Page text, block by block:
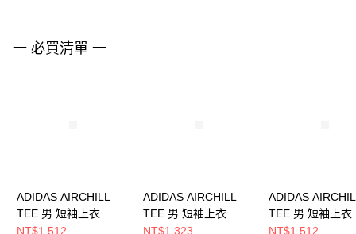
一 必買清單 一
ADIDAS AIRCHILL
TEE 男 短袖上衣
KT3260
NT$1,512
ADIDAS AIRCHILL
TEE 男 短袖上衣
JI8195
NT$1,323
ADIDAS
TEE 男 短袖上衣
KE2389
NT$1,512